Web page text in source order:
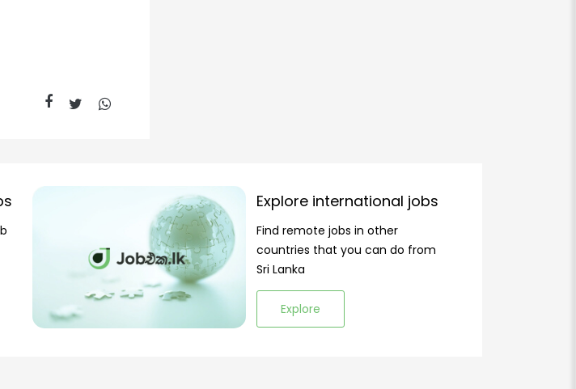
Explore international jobs
Find remote jobs in other
countries that you can do from
Sri Lanka
Explore